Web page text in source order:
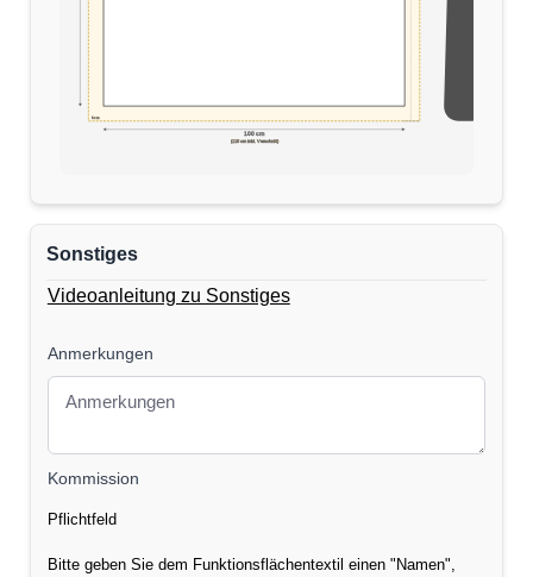
100 cm
(110 cm inkl. Verschnitt)
5cm
Sonstiges
Videoanleitung zu Sonstiges
Anmerkungen
Kommission
Pflichtfeld
Bitte geben Sie dem Funktionsflächentextil einen "Namen",